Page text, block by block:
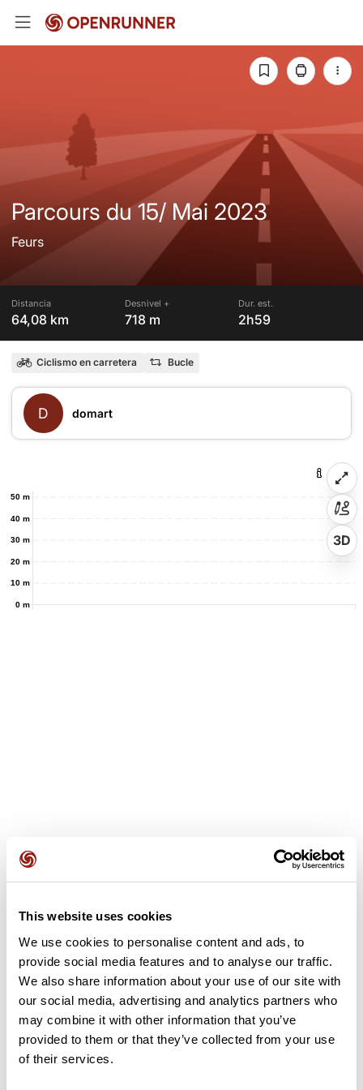
This website uses cookies
We use cookies to personalise content and ads, to
provide social media features and to analyse our traffic.
We also share information about your use of our site with
our social media, advertising and analytics partners who
may combine it with other information that you’ve
provided to them or that they’ve collected from your use
of their services.
Parcours du 15/ Mai 2023
Feurs
Distancia
64,08 km
Desnivel +
718 m
Dur. est.
2h59
Ciclismo en carretera Bucle
D domart
0 m
10 m
20 m
30 m
40 m
50 m
3D
Opiniones de los usuarios
Este recorrido aún no contiene opiniones. ¿Ya lo has
completado? ¡Deja la primera opinión!
Añadir una opinión